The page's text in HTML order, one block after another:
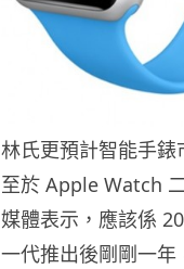
林氏更預計智能手錶
至於 Apple Watch
媒體表示，應該係
一代推出後剛剛一